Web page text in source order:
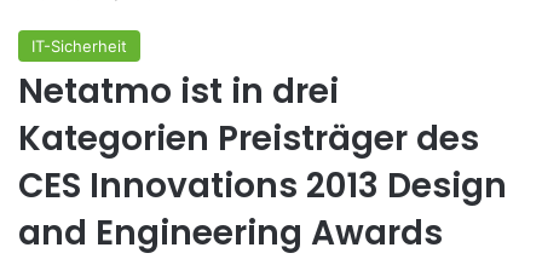
IT-Sicherheit
Netatmo ist in drei
Kategorien Preisträger des
CES Innovations 2013 Design
and Engineering Awards